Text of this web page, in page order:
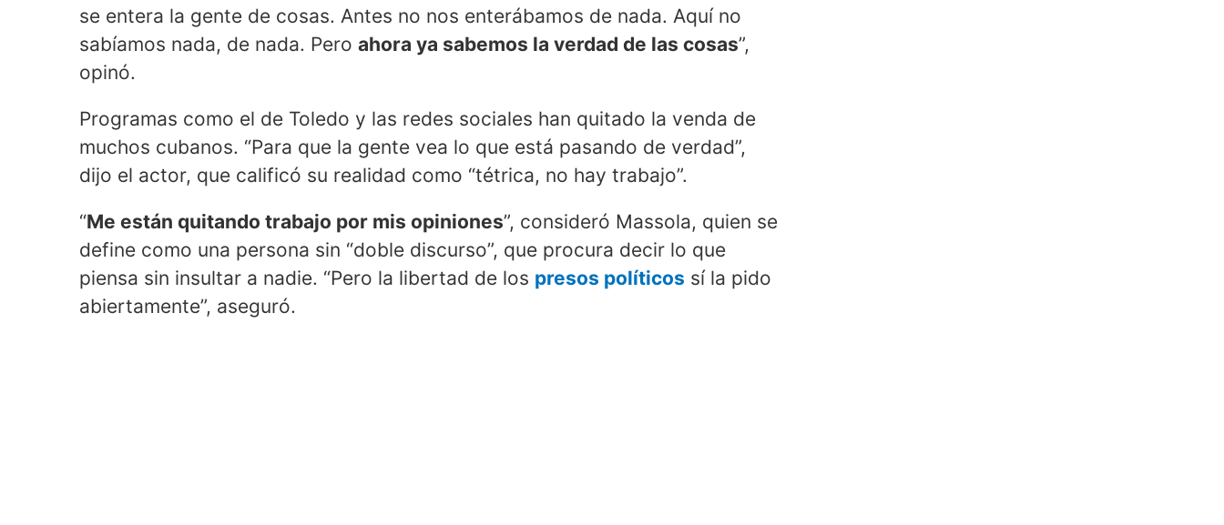
se entera la gente de cosas. Antes no nos enterábamos de nada. Aquí no
sabíamos nada, de nada. Pero ahora ya sabemos la verdad de las cosas”,
opinó.
Programas como el de Toledo y las redes sociales han quitado la venda de
muchos cubanos. “Para que la gente vea lo que está pasando de verdad”,
dijo el actor, que calificó su realidad como “tétrica, no hay trabajo”.
“Me están quitando trabajo por mis opiniones”, consideró Massola, quien se
define como una persona sin “doble discurso”, que procura decir lo que
piensa sin insultar a nadie. “Pero la libertad de los presos políticos sí la pido
abiertamente”, aseguró.